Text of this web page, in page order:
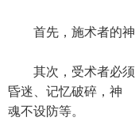
首先，施术者的神
其次，受术者必须
昏迷、记忆破碎，神
魂不设防等。